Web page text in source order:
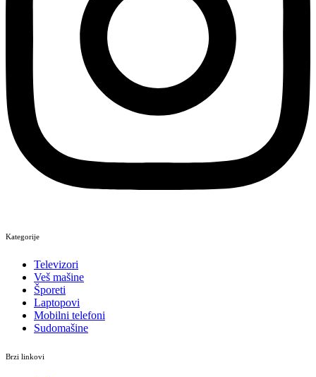
Kategorije
Televizori
Veš mašine
Šporeti
Laptopovi
Mobilni telefoni
Sudomašine
Brzi linkovi